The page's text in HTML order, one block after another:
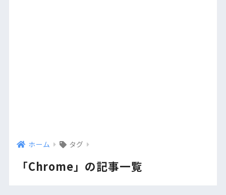
ホーム タグ
「Chrome」の記事一覧